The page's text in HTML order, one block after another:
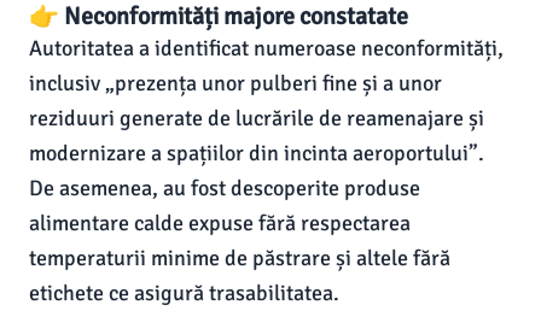
👉 Neconformități majore constatate
Autoritatea a identificat numeroase neconformități,
inclusiv „prezența unor pulberi fine și a unor
reziduuri generate de lucrările de reamenajare și
modernizare a spațiilor din incinta aeroportului”.
De asemenea, au fost descoperite produse
alimentare calde expuse fără respectarea
temperaturii minime de păstrare și altele fără
etichete ce asigură trasabilitatea.